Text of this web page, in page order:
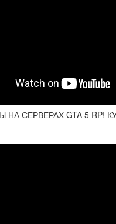
НА СЕРВЕРАХ GTA 5 RP!